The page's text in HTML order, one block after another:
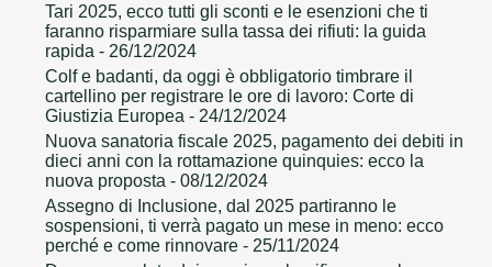
Tari 2025, ecco tutti gli sconti e le esenzioni che ti
faranno risparmiare sulla tassa dei rifiuti: la guida
rapida - 26/12/2024
Colf e badanti, da oggi è obbligatorio timbrare il
cartellino per registrare le ore di lavoro: Corte di
Giustizia Europea - 24/12/2024
Nuova sanatoria fiscale 2025, pagamento dei debiti in
dieci anni con la rottamazione quinquies: ecco la
nuova proposta - 08/12/2024
Assegno di Inclusione, dal 2025 partiranno le
sospensioni, ti verrà pagato un mese in meno: ecco
perché e come rinnovare - 25/11/2024